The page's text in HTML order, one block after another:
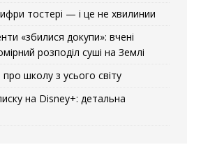
тостері — і це не хвилинии
«збилися докупи»: вчені
розподіл суші на Землі
школу з усього світу
на Disney+: детальна